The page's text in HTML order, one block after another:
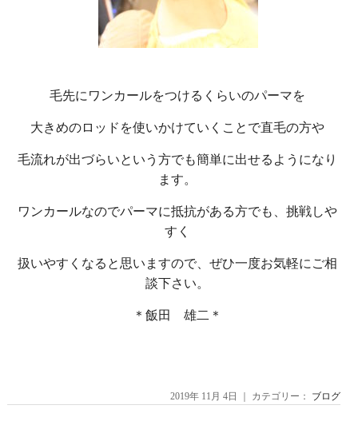
毛先にワンカールをつけるくらいのパーマを
大きめのロッドを使いかけていくことで直毛の方や
毛流れが出づらいという方でも簡単に出せるようになり
ます。
ワンカールなのでパーマに抵抗がある方でも、挑戦しや
すく
扱いやすくなると思いますので、ぜひ一度お気軽にご相
談下さい。
＊飯田 雄二＊
2019年 11月 4日 ｜ カテゴリー： ブログ